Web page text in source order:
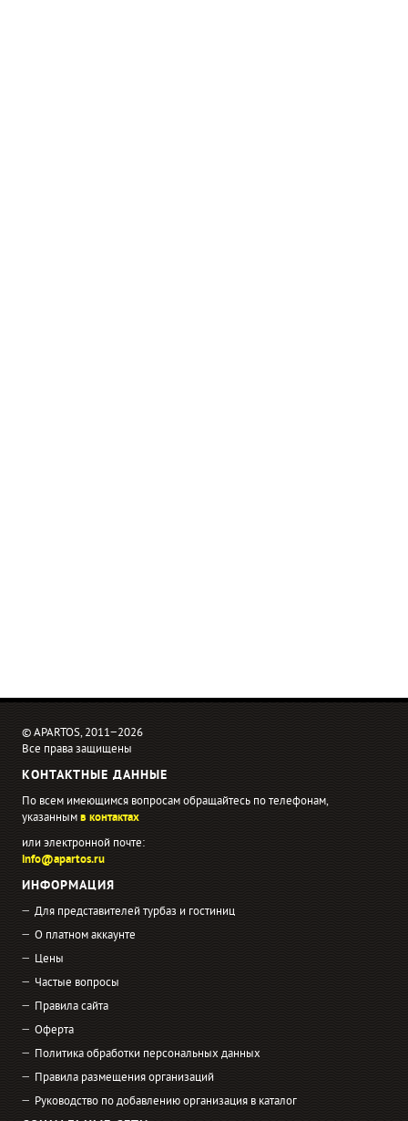
© APARTOS, 2011−2026
Все права защищены
КОНТАКТНЫЕ ДАННЫЕ
По всем имеющимся вопросам обращайтесь по телефонам,
указаннымв контактах
или электронной почте:
info@apartos.ru
ИНФОРМАЦИЯ
Для представителей турбаз и гостиниц
О платном аккаунте
Цены
Частые вопросы
Правила сайта
Оферта
Политика обработки персональных данных
Правила размещения организаций
Руководство по добавлению организация в каталог